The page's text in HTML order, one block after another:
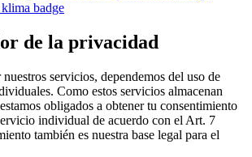
de la privacidad
servicios, dependemos del uso de
Como estos servicios almacenan
obligados a obtener tu consentimiento
individual de acuerdo con el Art. 7
también es nuestra base legal para el